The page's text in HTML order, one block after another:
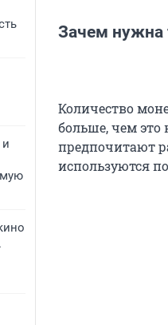
Зачем нужна
Количество
больше, чем это
предпочитают
используются